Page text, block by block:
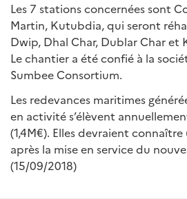
Les 7 stations concernées sont
Martin, Kutubdia, qui seront
Dwip, Dhal Char, Dublar Char et
Le chantier a été confié à la
Sumbee Consortium.
Les redevances maritimes
en activité s’élèvent
(1,4M€). Elles devraient connaître
après la mise en service du
(15/09/2018)